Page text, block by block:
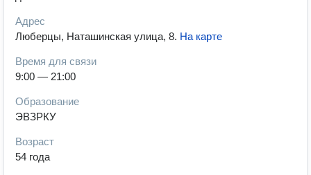
Адрес
Люберцы, Наташинская улица, 8. На карте
Время для связи
9:00 — 21:00
Образование
ЭВЗРКУ
Возраст
54 года